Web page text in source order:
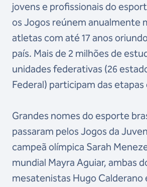
jovens e profissionais do
os Jogos reúnem anualmente
atletas com até 17 anos
país. Mais de 2 milhões de
unidades federativas (26
Federal) participam das
Grandes nomes do esporte
passaram pelos Jogos da
campeã olímpica Sarah
mundial Mayra Aguiar, ambas
mesatenistas Hugo Calderano